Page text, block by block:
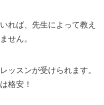
れば、先生によって教え
せん。
ッスンが受けられます。
格安！